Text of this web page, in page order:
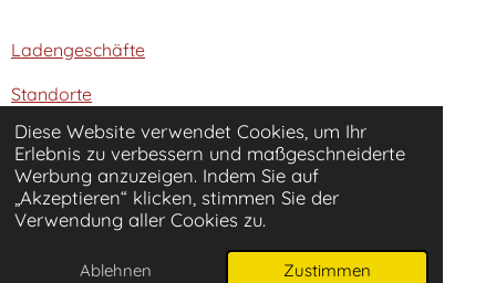
Diese Website verwendet Cookies, um Ihr
Erlebnis zu verbessern und maßgeschneiderte
Werbung anzuzeigen. Indem Sie auf
„Akzeptieren“ klicken, stimmen Sie der
Verwendung aller Cookies zu.
Ablehnen Zustimmen
Ladengeschäfte
Standorte
Über Nähzentrum Runge
Gutscheine